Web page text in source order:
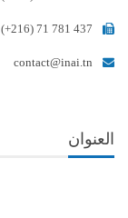
(+216) 71 781 437
contact@inai.tn
العنوان